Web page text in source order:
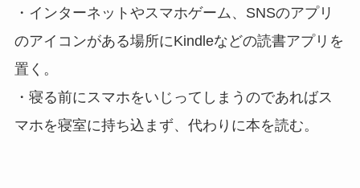
・インターネットやスマホゲーム、SNSのアプリ
のアイコンがある場所にKindleなどの読書アプリを
置く。
・寝る前にスマホをいじってしまうのであればス
マホを寝室に持ち込まず、代わりに本を読む。